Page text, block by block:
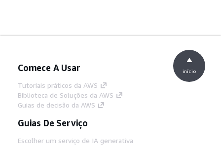
Comece A Usar
Tutoriais práticos da AWS
Biblioteca de Soluções da AWS
Guias de decisão da AWS
Guias De Serviço
Escolher um serviço de IA generativa
início